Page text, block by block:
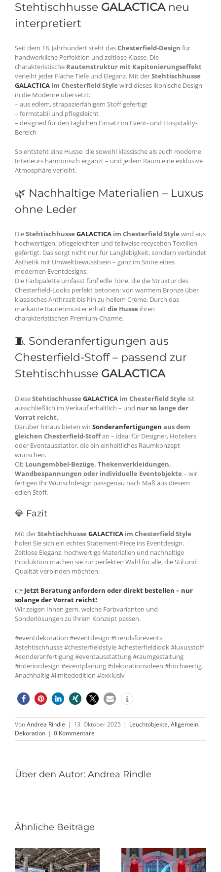
Stehtischhusse GALACTICAneu
interpretiert
Seit dem 18. Jahrhundert steht dasChesterfield-Design für
handwerkliche Perfektion und zeitlose Klasse. Die
charakteristische Rautenstruktur mit Kapitonierungseffekt
verleiht jeder Fläche Tiefe und Eleganz. Mit derStehtischhusse
GALACTICA im Chesterfield Style wird dieses ikonische Design
in die Moderne übersetzt:
– aus edlem, strapazierfähigem Stoff gefertigt
– formstabil und pflegeleicht
– designed für den täglichen Einsatz im Event- und Hospitality-
Bereich
So entsteht eine Husse, die sowohl klassische als auch moderne
Interieurs harmonisch ergänzt – und jedem Raum eine exklusive
Atmosphäre verleiht.
🌿 Nachhaltige Materialien – Luxus
ohne Leder
DieStehtischhusse GALACTICA im Chesterfield Style wird aus
hochwertigen, pflegeleichten und teilweise recycelten Textilien
gefertigt. Das sorgt nicht nur für Langlebigkeit, sondern verbindet
Ästhetik mit Umweltbewusstsein – ganz im Sinne eines
modernen Eventdesigns.
Die Farbpalette umfasst fünf edle Töne, die die Struktur des
Chesterfield-Looks perfekt betonen: von warmem Bronze über
klassisches Anthrazit bis hin zu hellem Creme. Durch das
markante Rautenmuster erhältdie Husse ihren
charakteristischen Premium-Charme.
🧵 Sonderanfertigungen aus
Chesterfield-Stoff – passend zur
Stehtischhusse GALACTICA
DieseStehtischhusse GALACTICA im Chesterfield Style ist
ausschließlich im Verkauf erhältlich – und nur so lange der
Vorrat reicht.
Darüber hinaus bieten wirSonderanfertigungen aus dem
gleichen Chesterfield-Stoffan – ideal für Designer, Hoteliers
oder Eventausstatter, die ein einheitliches Raumkonzept
wünschen.
Ob Loungemöbel-Bezüge, Thekenverkleidungen,
Wandbespannungen oder individuelle Eventobjekte – wir
fertigen Ihr Wunschdesign passgenau nach Maß aus diesem
edlen Stoff.
💎 Fazit
Mit derStehtischhusse GALACTICA im Chesterfield Style
holen Sie sich ein echtes Statement-Piece ins Eventdesign.
Zeitlose Eleganz, hochwertige Materialien und nachhaltige
Produktion machen sie zur perfekten Wahl für alle, die Stil und
Qualität verbinden möchten.
👉 Jetzt Beratung anfordern oder direkt bestellen – nur
solange der Vorrat reicht!
Wir zeigen Ihnen gern, welche Farbvarianten und
Sonderlösungen zu Ihrem Konzept passen.
#eventdekoration #eventdesign #trendsforevents
#stehtischhusse #chesterfieldstyle #chesterfieldlook #luxusstoff
#sonderanfertigung #eventausstattung #raumgestaltung
#interiordesign #eventplanung #dekorationsideen #hochwertig
#nachhaltig #limitededition #exklusiv
VonAndrea Rindle | 13. Oktober 2025 | Leuchtobjekte, Allgemein,
Dekoration | 0 Kommentare
Über den Autor: Andrea Rindle
Ähnliche Beiträge
Gemeinsam